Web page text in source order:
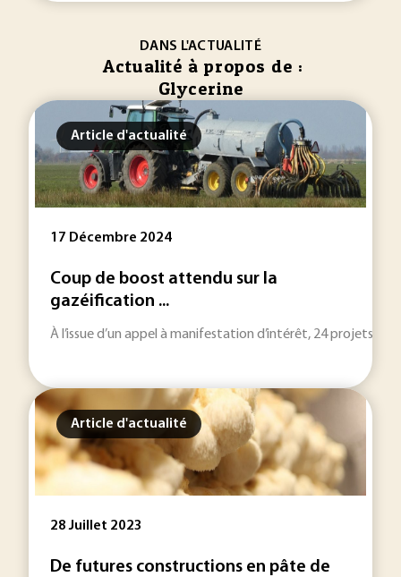
DANS L'ACTUALITÉ
Actualité à propos de :
Glycerine
Article d'actualité
17 Décembre 2024
Coup de boost attendu sur la
gazéification ...
À l’issue d’un appel à manifestation d’intérêt, 24 projets
Article d'actualité
28 Juillet 2023
De futures constructions en pâte de